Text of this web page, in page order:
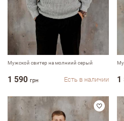
Мужской свитер на молниий серый
1 590 грн Есть в наличии 1